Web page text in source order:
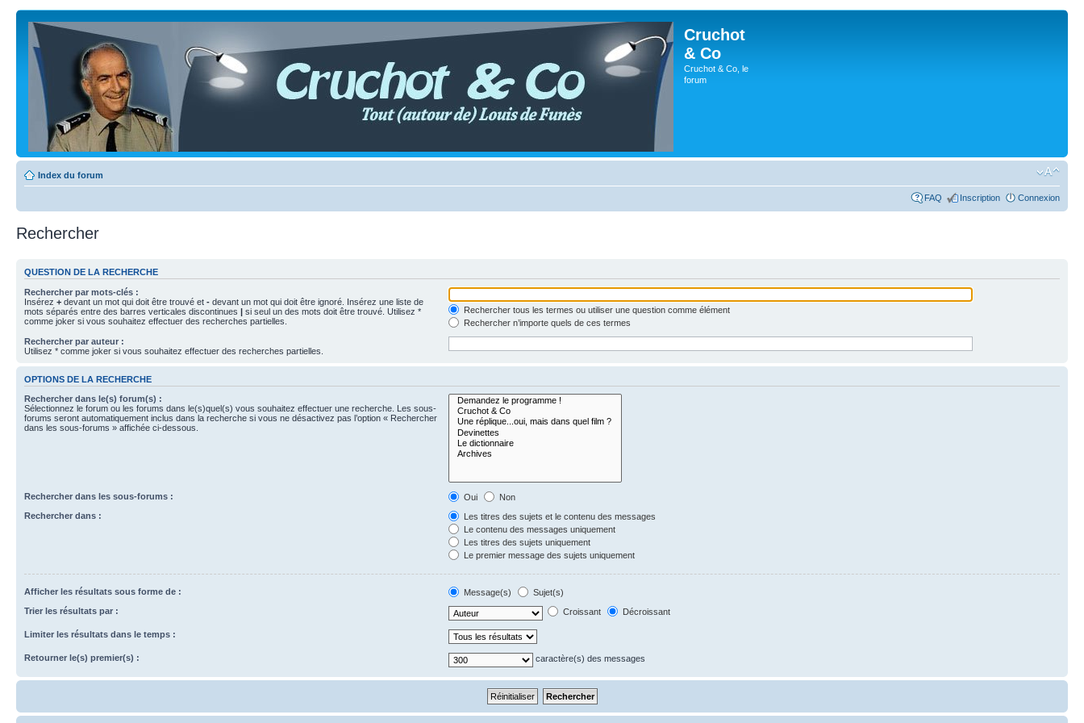
Cruchot
& Co
Cruchot & Co, le
forum
Index du forum
FAQ Inscription Connexion
Rechercher
QUESTION DE LA RECHERCHE
Rechercher par mots-clés :
Insérez + devant un mot qui doit être trouvé et - devant un mot qui doit être ignoré. Insérez une liste de
mots séparés entre des barres verticales discontinues | si seul un des mots doit être trouvé. Utilisez *
comme joker si vous souhaitez effectuer des recherches partielles.
Rechercher tous les termes ou utiliser une question comme élément
Rechercher n’importe quels de ces termes
Rechercher par auteur :
Utilisez * comme joker si vous souhaitez effectuer des recherches partielles.
OPTIONS DE LA RECHERCHE
Rechercher dans le(s) forum(s) :
Sélectionnez le forum ou les forums dans le(s)quel(s) vous souhaitez effectuer une recherche. Les sous-
forums seront automatiquement inclus dans la recherche si vous ne désactivez pas l’option « Rechercher
dans les sous-forums » affichée ci-dessous.
Rechercher dans les sous-forums : Oui
Non
Rechercher dans :
Les titres des sujets et le contenu des messages
Le contenu des messages uniquement
Les titres des sujets uniquement
Le premier message des sujets uniquement
Afficher les résultats sous forme de : Message(s)
Sujet(s)
Trier les résultats par :
Croissant Décroissant
Limiter les résultats dans le temps :
Retourner le(s) premier(s) : caractère(s) des messages